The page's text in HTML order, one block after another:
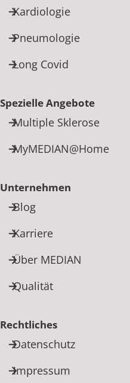
Kardiologie
Pneumologie
Long Covid
Spezielle Angebote
Multiple Sklerose
MyMEDIAN@Home
Unternehmen
Blog
Karriere
Über MEDIAN
Qualität
Rechtliches
Datenschutz
Impressum